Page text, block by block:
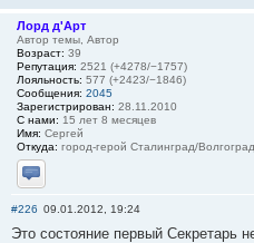
Лорд д'Арт
Автор темы, Автор
Возраст: 39
Репутация: 2521 (+4278/−1757)
Лояльность: 577 (+2423/−1846)
Сообщения: 2045
Зарегистрирован: 28.11.2010
С нами: 15 лет 8 месяцев
Имя: Сергей
Откуда: город-герой Сталинград/Волгоград
Отправить личное сообщение
#226 09.01.2012, 19:24
Это состояние первый Секретарь